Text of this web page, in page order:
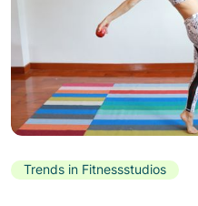
Trends in Fitnessstudios